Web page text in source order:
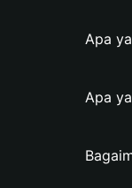
Apa
Apa